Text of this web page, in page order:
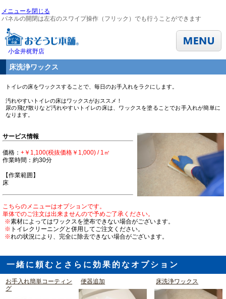
メニューを閉じる
パネルの開閉は左右のスワイプ操作（フリック）でも行うことができます
小金井梶野店
床洗浄ワックス
トイレの床をワックスすることで、毎日のお手入れをラクにします。
汚れやすいトイレの床はワックスがおススメ！
尿の飛び散りなど汚れやすいトイレの床は、ワックスを塗ることでお手入れが簡単に
なります。
サービス情報
価格： +￥1,100(税抜価格￥1,000) / 1㎡
作業時間：約30分
【作業範囲】
床
こちらのメニューはオプションです。
単体でのご注文は出来ませんので予めご了承ください。
※素材によってはワックスを塗布できない場合がございます。
※ トイレクリーニングと併用してご注文ください。
※れの状況により、完全に除去できない場合がございます。
一緒に頼むとさらに効果的なオプション
お手入れ簡単コーティン
グ
便器追加 床洗浄ワックス